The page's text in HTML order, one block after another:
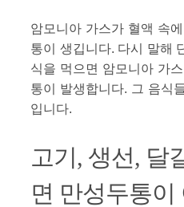
암모니아 가스가 혈액 속
통이 생깁니다. 다시 말해
식을 먹으면 암모니아 가
통이 발생합니다. 그 음식
입니다.
고기, 생선, 달
면 만성두통이